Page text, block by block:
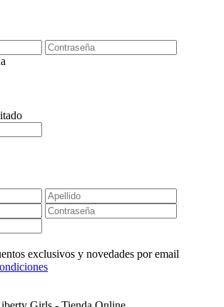
exclusivos y novedades por email